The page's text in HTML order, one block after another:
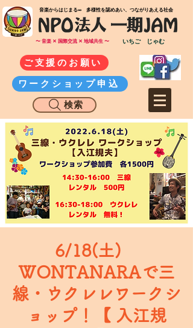
​音楽からはじまる∞ 多様性を認めあい、つながりあえる社会
〜 音楽 ✕ 国際交流 ✕ 地域共生 〜 いちご じゃむ
ご支援のお願い
ワークショップ申込
検索
6/18(土)
WONTANARAで三
線・ウクレレワークシ
ョップ！【 入江規